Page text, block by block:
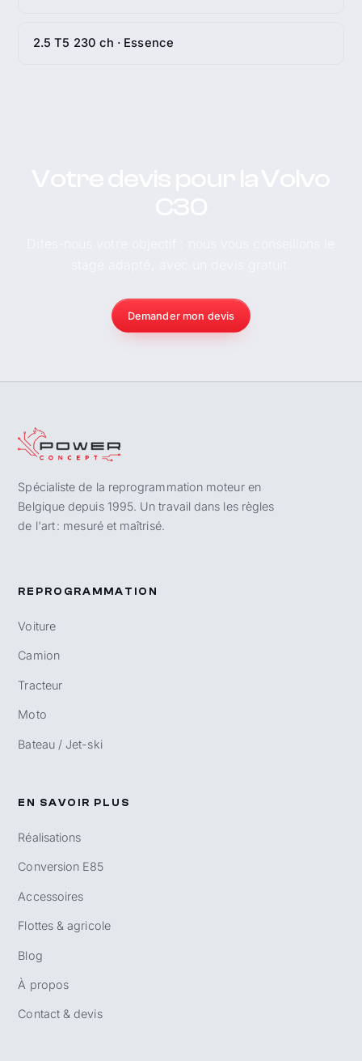
2.5 T5 230 ch · Essence
Demander mon devis
Spécialiste de la reprogrammation moteur en
Belgique depuis 1995. Un travail dans les règles
de l'art : mesuré et maîtrisé.
REPROGRAMMATION
Voiture
Camion
Tracteur
Moto
Bateau / Jet-ski
EN SAVOIR PLUS
Réalisations
Conversion E85
Accessoires
Flottes & agricole
Blog
À propos
Contact & devis